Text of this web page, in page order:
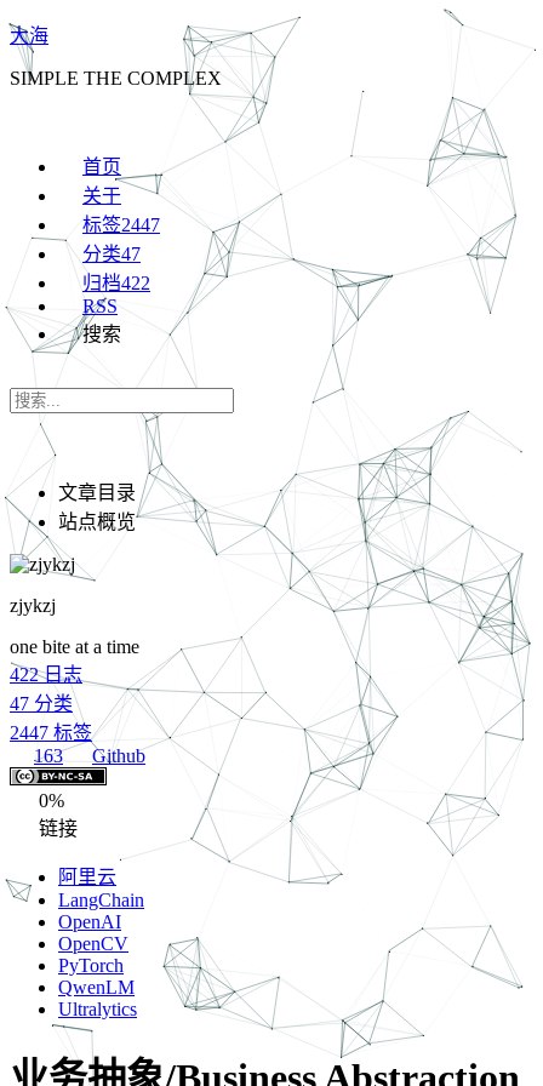
大海
SIMPLE THE COMPLEX
首页
关于
标签2447
分类47
归档422
RSS
搜索
文章目录
站点概览
zjykzj
one bite at a time
422 日志
47 分类
2447 标签
163
Github
0%
链接
阿里云
LangChain
OpenAI
OpenCV
PyTorch
QwenLM
Ultralytics